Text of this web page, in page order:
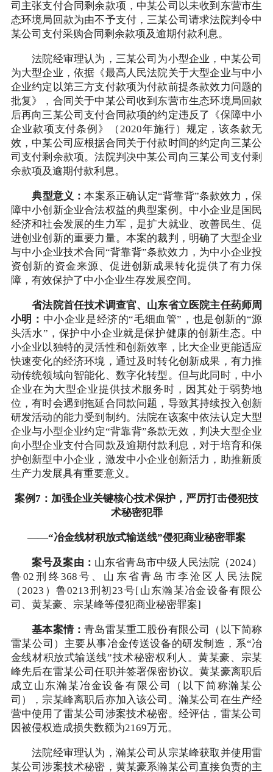
司主张支付合同剩余款项，中某公司以未收到东营市生
态环境局回款为由不予支付，三某公司请求法院判令中
某公司支付采购合同剩余款项及逾期付款利息。
法院经审理认为，三某公司为小型企业，中某公司
为大型企业，依据《最高人民法院关于大型企业与中小
企业约定以第三方支付款项为付款前提条款效力问题的
批复》，合同关于中某公司收到东营市生态环境局回款
后再向三某公司支付合同款项的约定违反了《保障中小
企业款项支付条例》（2020年施行）规定，该条款无
效，中某公司应根据合同关于付款时间的约定向三某公
司支付剩余款项。法院判决中某公司向三某公司支付剩
余款项及逾期付款利息。
典型意义：本案系正确认定“背靠背”条款效力，保
障中小创新企业合法权益的典型案例。中小企业是国民
经济和社会发展的生力军，是扩大就业、改善民生、促
进创业创新的重要力量。本案的裁判，明确了大型企业
与中小企业技术合同“背靠背”条款效力，为中小企业投
资创新的资金来源、促进创新成果转化提供了有力保
障，有效保护了中小企业生存发展空间。
省法院首任技术调查官、山东省立医院主任药师周
小明： 中小企业是经济的“毛细血管”，也是创新的“源
头活水”，保护中小企业就是保护健康的创新生态。中
小企业以独特的灵活性和创新效率，比大企业更能适应
快速变化的经济环境，通过及时转化创新成果，有力推
动传统领域向智能化、数字化转型。但与此同时，中小
企业在为大型企业提供技术服务时，因其处于弱势地
位，有时会遇到拖延合同款问题，导致其持续投入创新
研发活动的能力受到制约。法院在该案中依法认定大型
企业与小型企业约定“背靠背”条款无效，判决大型企业
向小型企业支付合同款及逾期付款利息，对于培育和保
护创新型中小企业，激发中小企业创新活力，助推新质
生产力发展具有重要意义。
案例7：加强企业关键核心技术保护，严厉打击侵犯技
术秘密犯罪
——“冶金线材积放式输送线”侵犯商业秘密罪案
案号及案由： 山东省青岛市中级人民法院（2024）
鲁02刑终368号、山东省青岛市李沧区人民法院
（2023）鲁0213刑初23号[山东瀚某冶金设备有限公
司、黄某豪、宗某峰等侵犯商业秘密罪案]
基本案情：青岛雷某重工股份有限公司（以下简称
雷某公司）主要从事冶金传送设备的研发制造，系“冶
金线材积放式输送线”技术秘密权利人。黄某豪、宗某
峰先后在雷某公司任职并签署保密协议。黄某豪离职后
成立山东瀚某冶金设备有限公司（以下简称瀚某公
司），宗某峰离职后亦加入该公司。瀚某公司在生产经
营中使用了雷某公司涉案技术秘密。经评估，雷某公司
因被侵权造成损失数额为2169万元。
法院经审理认为，瀚某公司从宗某峰获取并使用雷
某公司涉案技术秘密，黄某豪系瀚某公司直接负责的主